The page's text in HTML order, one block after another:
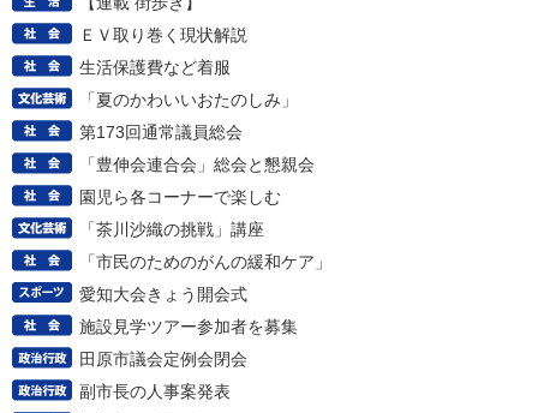
ＥＶ取り巻く現状解説
生活保護費など着服
「夏のかわいいおたのしみ」
第173回通常議員総会
「豊伸会連合会」総会と懇親会
園児ら各コーナーで楽しむ
「茶川沙織の挑戦」講座
「市民のためのがんの緩和ケア」
愛知大会きょう開会式
施設見学ツアー参加者を募集
田原市議会定例会閉会
副市長の人事案発表